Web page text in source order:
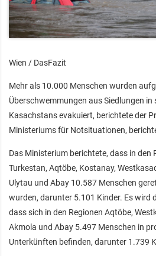
Wien / DasFazit
Mehr als 10.000 Menschen wurden
Überschwemmungen aus Siedlungen in
Kasachstans evakuiert, berichtete der
Ministeriums für Notsituationen,
Das Ministerium berichtete, dass in den
Turkestan, Aqtöbe, Kostanay,
Ulytau und Abay 10.587 Menschen
wurden, darunter 5.101 Kinder. Es wird
dass sich in den Regionen Aqtöbe,
Akmola und Abay 5.497 Menschen in
Unterkünften befinden, darunter 1.739